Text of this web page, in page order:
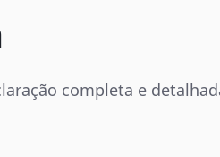
completa e